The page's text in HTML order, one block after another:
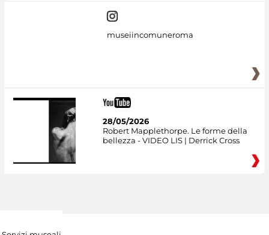
museiincomuneroma
28/05/2026
Robert Mapplethorpe. Le forme della
bellezza - VIDEO LIS | Derrick Cross